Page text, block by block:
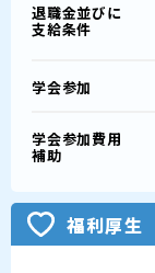
退職金並びに
支給条件
学会参加
学会参加費用
補助
福利厚生